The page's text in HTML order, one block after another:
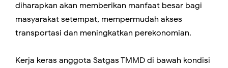
diharapkan akan memberikan manfaat besar bagi
masyarakat setempat, mempermudah akses
transportasi dan meningkatkan perekonomian.
Kerja keras anggota Satgas TMMD di bawah kondisi